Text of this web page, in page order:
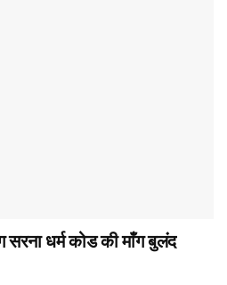
धर्म कोड की माँग बुलंद